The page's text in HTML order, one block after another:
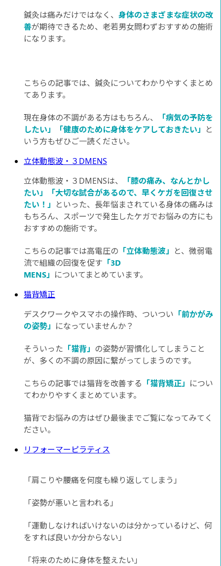
鍼灸は痛みだけではなく、 身体のさまざまな症状の改
善が期待できるため、老若男女問わずおすすめの施術
になります。
こちらの記事では、鍼灸についてわかりやすくまとめ
てあります。
現在身体の不調がある方はもちろん、
「病気の予防を
したい」「健康のために身体をケアしておきたい」
と
いう方もぜひご一読ください。
立体動態波・３DMENS
立体動態波・３DMENSは、
「膝の痛み、なんとかし
たい」「大切な試合があるので、早くケガを回復させ
たい！」
といった、長年悩まされている身体の痛みは
もちろん、スポーツで発生したケガでお悩みの方にも
おすすめの施術です。
こちらの記事では高電圧の 「立体動態波」
と、微弱電
流で組織の回復を促す 「3D
MENS」 についてまとめています。
猫背矯正
デスクワークやスマホの操作時、ついつい 「前かがみ
の姿勢」 になっていませんか？
そういった 「猫背」 の姿勢が習慣化してしまうこと
が、多くの不調の原因に繋がってしまうのです。
こちらの記事では猫背を改善する 「猫背矯正」 につい
てわかりやすくまとめています。
猫背でお悩みの方はぜひ最後までご覧になってみてく
ださい。
リフォーマーピラティス
「肩こりや腰痛を何度も繰り返してしまう」
「姿勢が悪いと言われる」
「運動しなければいけないのは分かっているけど、何
をすれば良いか分からない」
「将来のために身体を整えたい」